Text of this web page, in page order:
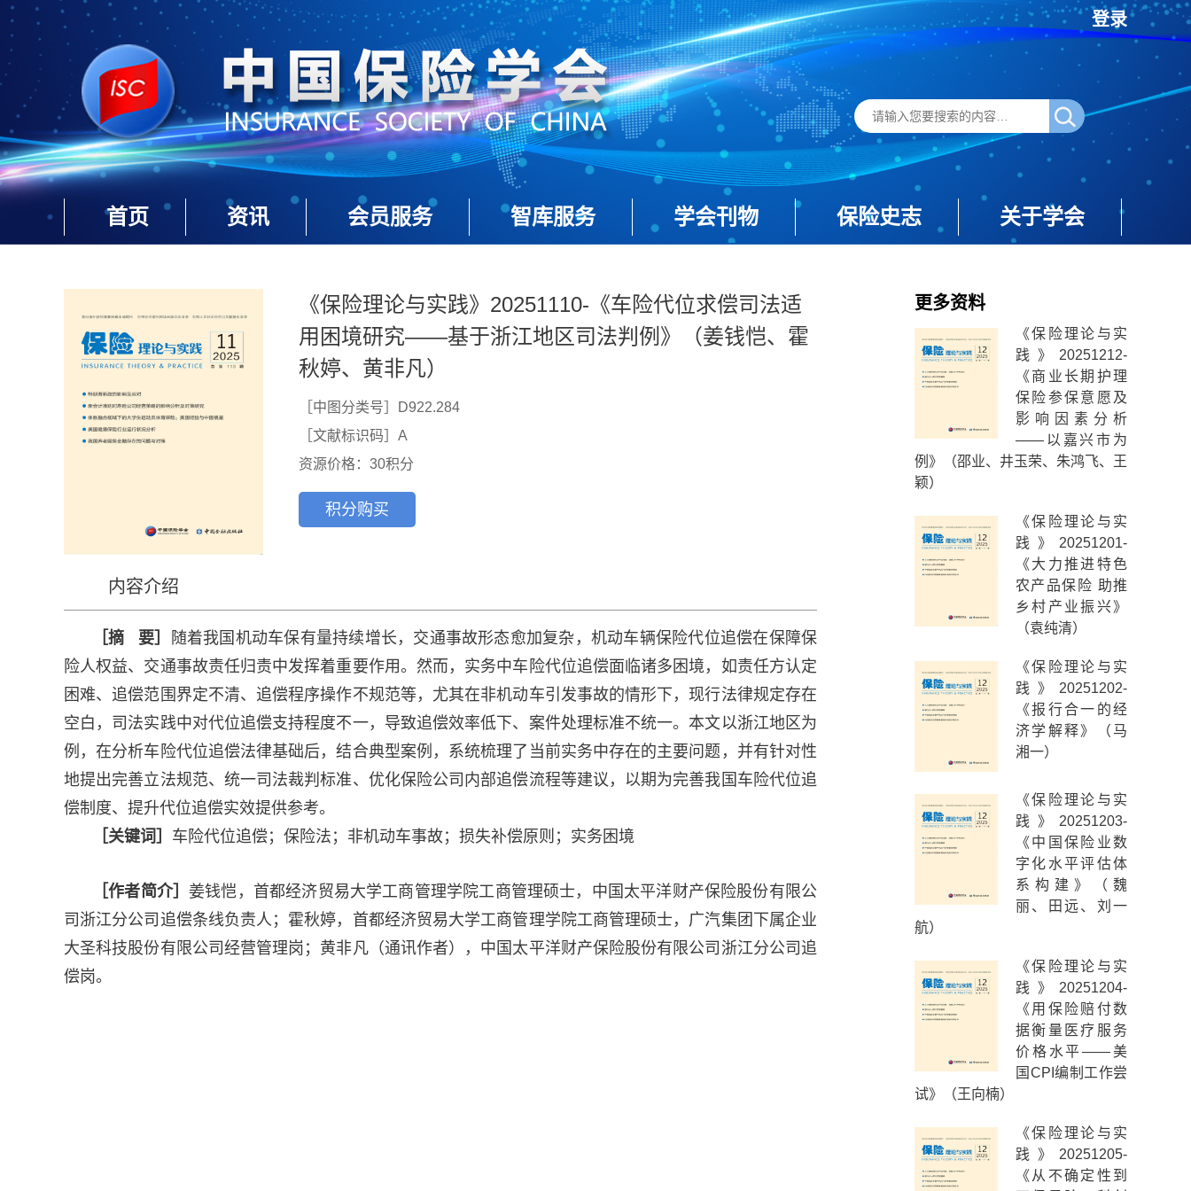
登录
首页 资讯 会员服务 智库服务 学会刊物 保险史志 关于学会
《保险理论与实践》20251110-《车险代位求偿司法适
用困境研究——基于浙江地区司法判例》（姜钱恺、霍
秋婷、黄非凡）
［中图分类号］D922.284
［文献标识码］A
资源价格：30积分
积分购买
内容介绍
［摘 要］
随着我国机动车保有量持续增长，交通事故形态愈加复杂，机动车辆保险代位追偿在保障保
险人权益、交通事故责任归责中发挥着重要作用。然而，实务中车险代位追偿面临诸多困境，如责任方认定
困难、追偿范围界定不清、追偿程序操作不规范等，尤其在非机动车引发事故的情形下，现行法律规定存在
空白，司法实践中对代位追偿支持程度不一，导致追偿效率低下、案件处理标准不统一。本文以浙江地区为
例，在分析车险代位追偿法律基础后，结合典型案例，系统梳理了当前实务中存在的主要问题，并有针对性
地提出完善立法规范、统一司法裁判标准、优化保险公司内部追偿流程等建议，以期为完善我国车险代位追
偿制度、提升代位追偿实效提供参考。
［关键词］ 车险代位追偿；保险法；非机动车事故；损失补偿原则；实务困境
［作者简介］姜钱恺，首都经济贸易大学工商管理学院工商管理硕士，中国太平洋财产保险股份有限公
司浙江分公司追偿条线负责人；霍秋婷，首都经济贸易大学工商管理学院工商管理硕士，广汽集团下属企业
大圣科技股份有限公司经营管理岗；黄非凡（通讯作者），中国太平洋财产保险股份有限公司浙江分公司追
偿岗。
更多资料
《保险理论与实
践》20251212-
《商业长期护理
保险参保意愿及
影响因素分析
——以嘉兴市为
例》（邵业、井玉荣、朱鸿飞、王
颖）
《保险理论与实
践》20251201-
《大力推进特色
农产品保险 助推
乡村产业振兴》
（袁纯清）
《保险理论与实
践》20251202-
《报行合一的经
济学解释》（马
湘一）
《保险理论与实
践》20251203-
《中国保险业数
字化水平评估体
系构建》（魏
丽、田远、刘一
航）
《保险理论与实
践》20251204-
《用保险赔付数
据衡量医疗服务
价格水平——美
国CPI编制工作尝
试》（王向楠）
《保险理论与实
践》20251205-
《从不确定性到